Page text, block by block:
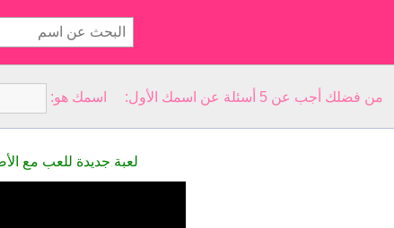
من فضلك أجب عن 5 أسئلة عن اسمك الأول: اسمك هو:
لعبة جديدة للعب مع